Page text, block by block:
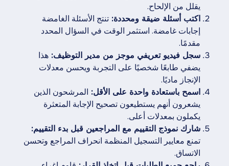
يقلل من الإلحاح.
اكتب أسئلة ضيقة ومحددة:تنتج الأسئلة الغامضة
إجابات غامضة. استثمر الوقت في السؤال المحدد
مقدمًا.
سجل فيديو تعريفي موجز من مدير التوظيف:هذا
يضفي طابعًا شخصيًا على التجربة ويحسن معدلات
الإنجاز ماديًا.
اسمح باستعادة واحدة على الأقل:المرشحون الذين
يشعرون أنهم يستطيعون تصحيح الإجابة المتعثرة
يكملون بمعدلات أعلى.
شارك نموذج التقييم مع المراجعين قبل بدء التقييم:
تمنع معايير التسجيل المنظمة انحراف المراجع وتحسن
الاتساق.